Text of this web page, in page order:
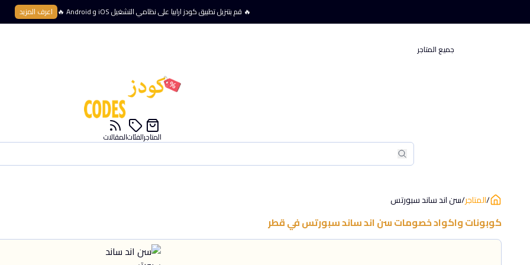
🔥 قم بتنزيل تطبيق كودز ارابيا على نظامي التشغيل iOS و Android 🔥 اعرف المزيد
جميع المتاجر
بحث
بحث
المتاجرالفئاتالمقالات
/المتاجر/سن اند ساند سبورتس
كوبونات واكواد خصوماتسن اند ساند سبورتسفيقطر